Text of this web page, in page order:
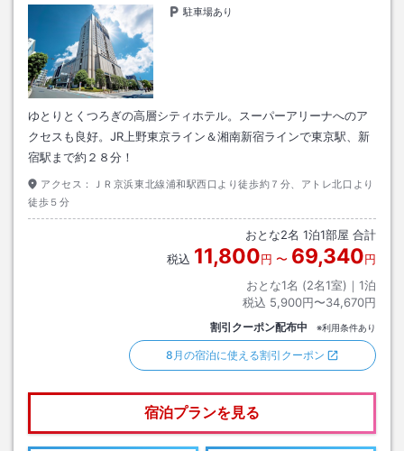
駐車場あり
ゆとりとくつろぎの高層シティホテル。スーパーアリーナへのア
クセスも良好。JR上野東京ライン＆湘南新宿ラインで東京駅、新
宿駅まで約２８分！
アクセス：
ＪＲ京浜東北線浦和駅西口より徒歩約７分、アトレ北口より
徒歩５分
おとな2名 1泊1部屋 合計
税込 11,800円 〜 69,340円
おとな1名 (2名1室)｜ 1泊
税込 5,900円〜34,670円
割引クーポン配布中 ※利用条件あり
8月の宿泊に使える割引クーポン
宿泊プランを見る